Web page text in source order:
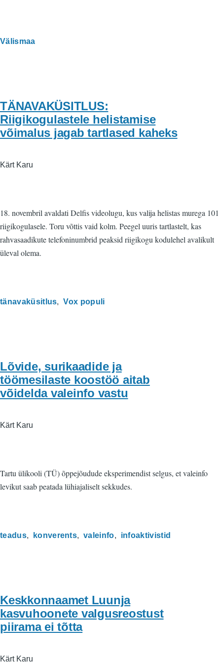
Välismaa
TÄNAVAKÜSITLUS:
Riigikogulastele helistamise
võimalus jagab tartlased kaheks
Kärt Karu
18. novembril avaldati Delfis videolugu, kus valija helistas murega 101
riigikogulasele. Toru võttis vaid kolm. Peegel uuris tartlastelt, kas
rahvasaadikute telefoninumbrid peaksid riigikogu kodulehel avalikult
üleval olema.
tänavaküsitlus Vox populi
Lõvide, surikaadide ja
töömesilaste koostöö aitab
võidelda valeinfo vastu
Kärt Karu
Tartu ülikooli (TÜ) õppejõudude eksperimendist selgus, et valeinfo
levikut saab peatada lühiajaliselt sekkudes.
teadus konverents valeinfo infoaktivistid
Keskkonnaamet Luunja
kasvuhoonete valgusreostust
piirama ei tõtta
Kärt Karu